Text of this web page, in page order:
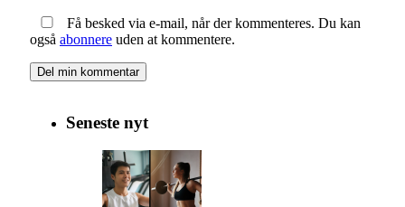
Få besked via e-mail, når der kommenteres. Du kan
også abonnere uden at kommentere.
Seneste nyt